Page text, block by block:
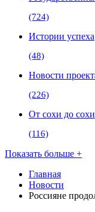
(724)
Истории успеха
(48)
Новости
(226)
От сохи до сохи
(116)
Показать больше +
Главная
Новости
Россияне